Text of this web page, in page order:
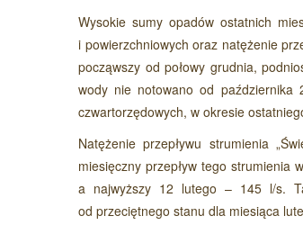
Wysokie sumy opadów ostatnich
i powierzchniowych oraz natężenie
począwszy od połowy grudnia,
wody nie notowano od
czwartorzędowych, w okresie
Natężenie przepływu strumienia
miesięczny przepływ tego strumienia
a najwyższy 12 lutego – 145 l/s.
od przeciętnego stanu dla miesiąca